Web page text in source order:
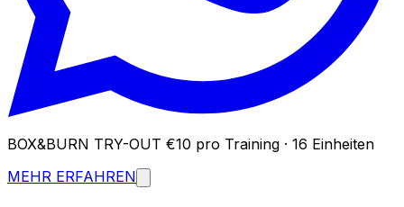
BOX&BURN TRY-OUT €10 pro Training · 16 Einheiten
MEHR ERFAHREN